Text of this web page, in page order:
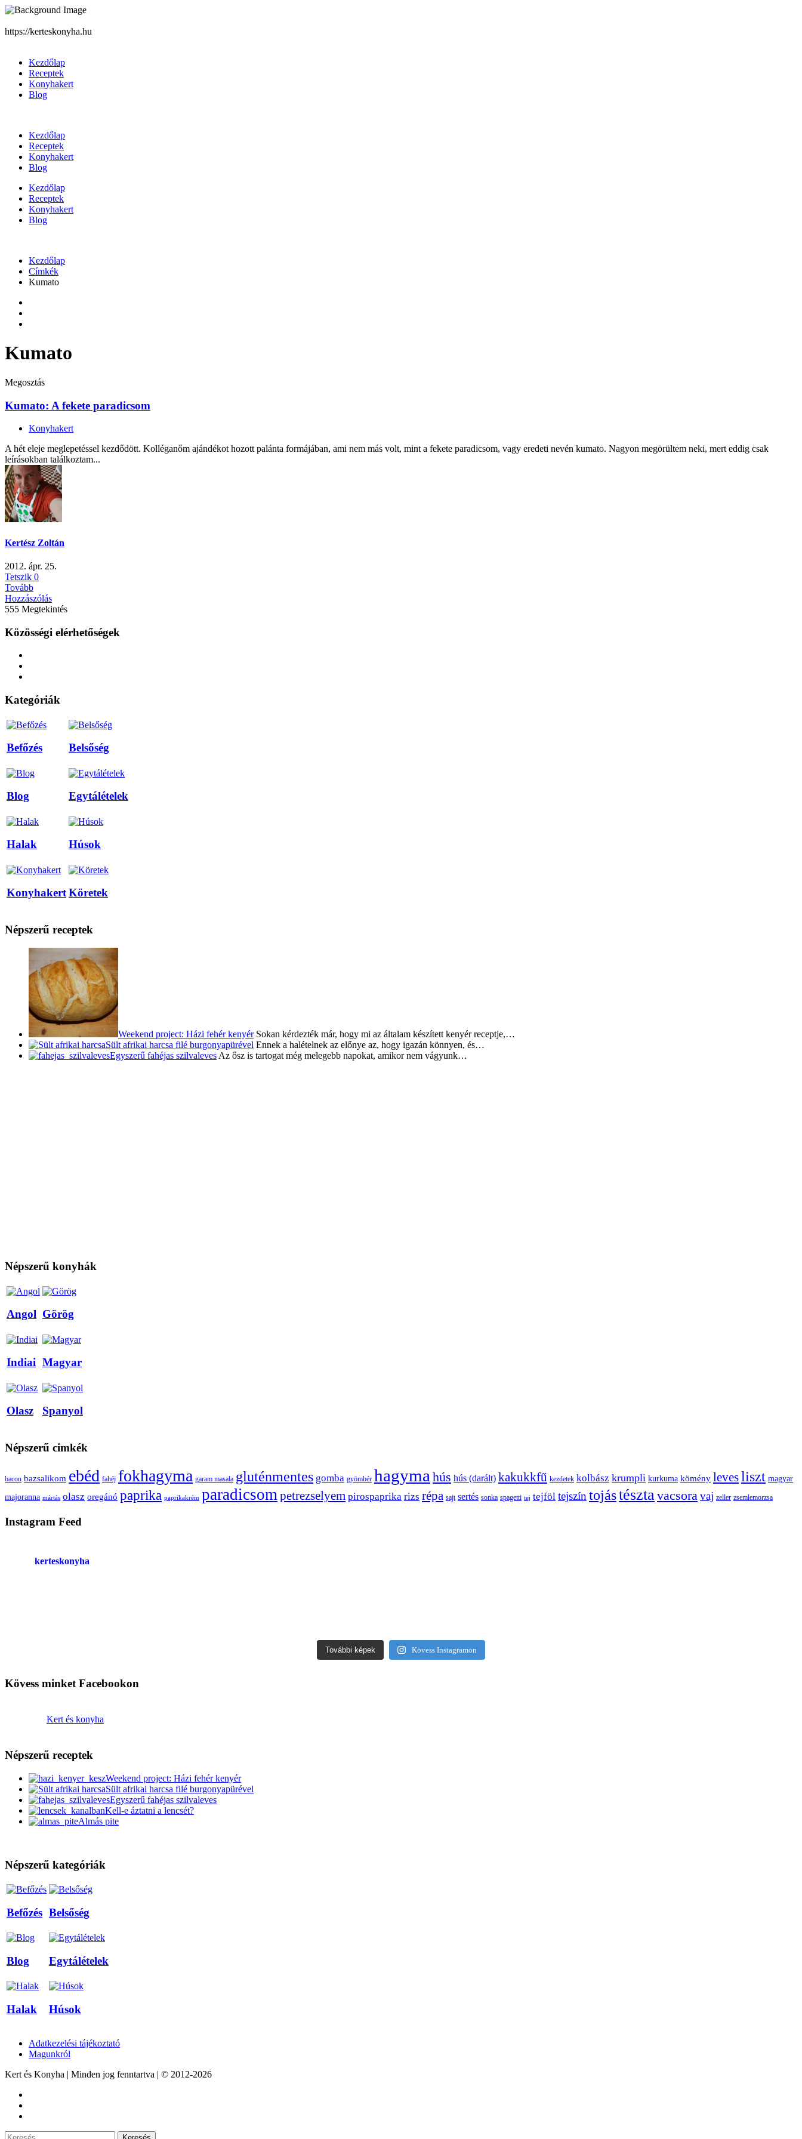
https://kerteskonyha.hu
Kezdőlap
Receptek
Konyhakert
Blog
Kezdőlap
Receptek
Konyhakert
Blog
Kezdőlap
Receptek
Konyhakert
Blog
Kezdőlap
Címkék
Kumato
Kumato
Megosztás
Kumato: A fekete paradicsom
Konyhakert
A hét eleje meglepetéssel kezdődött. Kolléganőm ajándékot hozott palánta formájában, ami nem más volt, mint a fekete paradicsom, vagy eredeti nevén kumato. Nagyon megörültem neki, mert eddig csak
leírásokban találkoztam...
Kertész Zoltán
2012. ápr. 25.
Tetszik 0
Tovább
Hozzászólás
555 Megtekintés
Közösségi elérhetőségek
Kategóriák
Befőzés Belsőség
Blog Egytálételek
Halak Húsok
KonyhakertKöretek
Népszerű receptek
Weekend project: Házi fehér kenyérSokan kérdezték már, hogy mi az általam készített kenyér receptje,…
Sült afrikai harcsa filé burgonyapürével Ennek a halételnek az előnye az, hogy igazán könnyen, és…
Egyszerű fahéjas szilvaleves Az ősz is tartogat még melegebb napokat, amikor nem vágyunk…
Népszerű konyhák
Angol Görög
Indiai Magyar
Olasz Spanyol
Népszerű cimkék
bacon bazsalikom ebéd fahéj fokhagyma garam masala gluténmentes gomba gyömbér hagyma hús hús (darált) kakukkfű kezdetek kolbász krumpli kurkuma kömény levesliszt magyar
majoranna mártás olasz oregánó paprika paprikakrém paradicsompetrezselyem pirospaprika rizs répa sajt sertés sonka spagetti tej tejföl tejszín tojástésztavacsoravaj zeller zsemlemorzsa
Instagram Feed
kerteskonyha
További képek Kövess Instagramon
Kövess minket Facebookon
Kert és konyha
Népszerű receptek
Weekend project: Házi fehér kenyér
Sült afrikai harcsa filé burgonyapürével
Egyszerű fahéjas szilvaleves
Kell-e áztatni a lencsét?
Almás pite
Népszerű kategóriák
Befőzés Belsőség
Blog Egytálételek
Halak Húsok
Adatkezelési tájékoztató
Magunkról
Kert és Konyha | Minden jog fenntartva | © 2012-2026